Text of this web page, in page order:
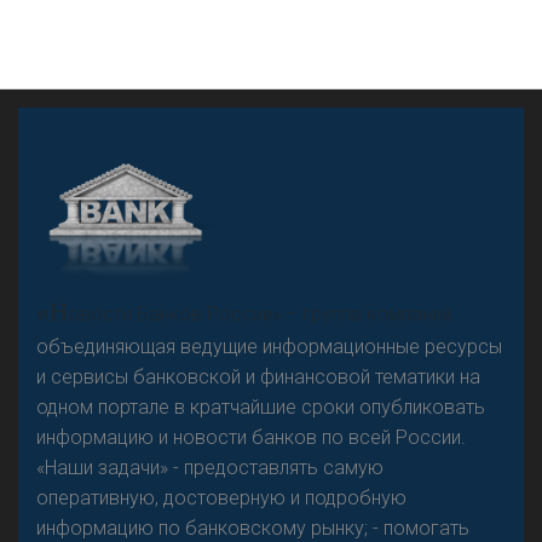
«Н
овости Банков России» – группа компаний,
объединяющая ведущие информационные ресурсы
и сервисы банковской и финансовой тематики на
одном портале в кратчайшие сроки опубликовать
информацию и новости банков по всей России.
«Наши задачи» - предоставлять самую
оперативную, достоверную и подробную
информацию по банковскому рынку; - помогать